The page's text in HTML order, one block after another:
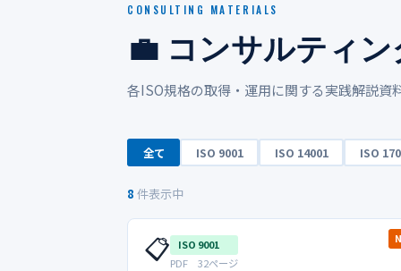
CONSULTING MATERIALS
💼 コンサルティ
各ISO規格の取得・運用に関する実践解説資
全て ISO 9001 ISO 14001 ISO
8 件表示中
📋 ISO 9001
PDF 32ページ